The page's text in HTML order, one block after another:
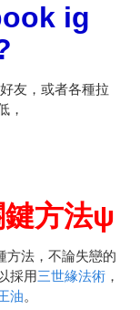
ig
友，或者各種拉
，
方法ψ
方法，不論失戀的
採用三世緣法術 ，
油。